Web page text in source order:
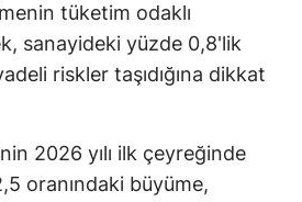
tüketim odaklı
sanayideki yüzde 0,8'lik
riskler taşıdığına dikkat
2026 yılı ilk çeyreğinde
oranındaki büyüme,